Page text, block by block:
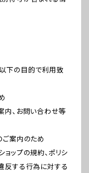
以下の目的で利用致
内、お問い合わせ等
ご案内のため
ョップの規約、ポリシ
違反する行為に対する